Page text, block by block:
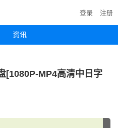
资讯
登录 注册
[1080P-MP4高清中日字